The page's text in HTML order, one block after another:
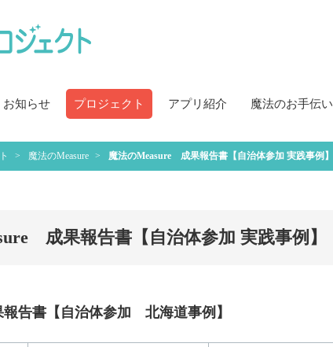
お知らせ プロジェクト アプリ紹介 魔法のお手伝い
魔法のMeasure 魔法のMeasure 成果報告書【自治体参加 実践事例】
成果報告書【自治体参加 実践事例】
告書【自治体参加 北海道事例】